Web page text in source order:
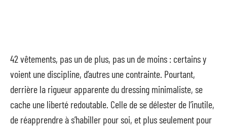
42 vêtements, pas un de plus, pas un de moins : certains y
voient une discipline, d’autres une contrainte. Pourtant,
derrière la rigueur apparente du dressing minimaliste, se
cache une liberté redoutable. Celle de se délester de l’inutile,
de réapprendre à s’habiller pour soi, et plus seulement pour